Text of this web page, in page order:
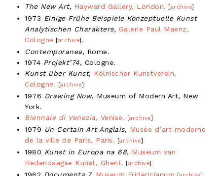
The New Art, Hayward Gallery, London. [archive]
1973 Einige Frühe Beispiele Konzeptuelle Kunst
Analytischen Charakters, Galerie Paul Maenz,
Cologne
[archive] .
Contemporanea, Rome.
1974 Projekt’74, Cologne.
Kunst über Kunst, Kölnischer Kunstverein,
Cologne. [archive]
1976 Drawing Now, Museum of Modern Art, New
York.
Biennale di Venezia, Venise. [archive]
1979 Un Certain Art Anglais, Musée d’art moderne
de la ville de Paris, Paris. [archive]
1980 Kunst in Europa na 68, Museum van
Hedendaagse Kunst, Ghent.
[archive]